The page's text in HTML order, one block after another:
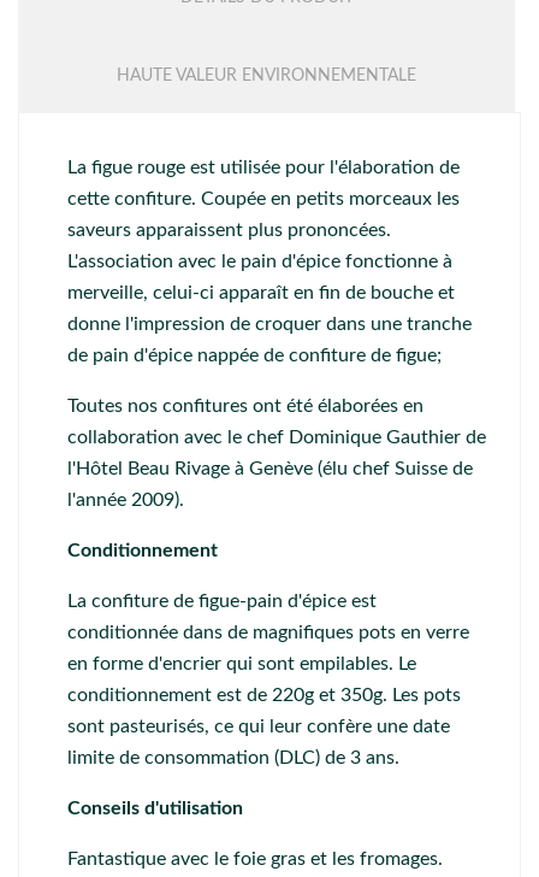
HAUTE VALEUR ENVIRONNEMENTALE
La figue rouge est utilisée pour l'élaboration de
cette confiture. Coupée en petits morceaux les
saveurs apparaissent plus prononcées.
L'association avec le pain d'épice fonctionne à
merveille, celui-ci apparaît en fin de bouche et
donne l'impression de croquer dans une tranche
de pain d'épice nappée de confiture de figue;
Toutes nos confitures ont été élaborées en
collaboration avec le chef Dominique Gauthier de
l'Hôtel Beau Rivage à Genève (élu chef Suisse de
l'année 2009).
Conditionnement
La confiture de figue-pain d'épice est
conditionnée dans de magnifiques pots en verre
en forme d'encrier qui sont empilables. Le
conditionnement est de 220g et 350g. Les pots
sont pasteurisés, ce qui leur confère une date
limite de consommation (DLC) de 3 ans.
Conseils d'utilisation
Fantastique avec le foie gras et les fromages.